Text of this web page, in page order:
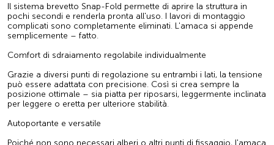
Il sistema brevetto Snap-Fold permette di aprire la struttura in
pochi secondi e renderla pronta all'uso. I lavori di montaggio
complicati sono completamente eliminati. L'amaca si appende
semplicemente – fatto.
Comfort di sdraiamento regolabile individualmente
Grazie a diversi punti di regolazione su entrambi i lati, la tensione
può essere adattata con precisione. Così si crea sempre la
posizione ottimale – sia piatta per riposarsi, leggermente inclinata
per leggere o eretta per ulteriore stabilità.
Autoportante e versatile
Poiché non sono necessari alberi o altri punti di fissaggio, l'amaca